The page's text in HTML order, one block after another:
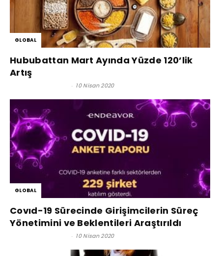
GLOBAL
Hububattan Mart Ayında Yüzde 120’lik
Artış
- 10 Nisan 2020
GLOBAL
Covıd-19 Sürecinde Girişimcilerin Süreç
Yönetimini ve Beklentileri Araştırıldı
- 10 Nisan 2020